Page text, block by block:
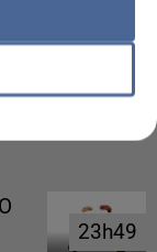
23h49
23h49